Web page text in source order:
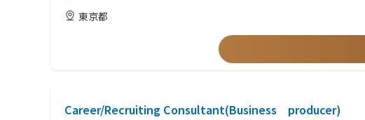
■ 認可申請フェーズにおける商品・規制書類作成
• 業務委託アクチュアリー・コンサルティング会社と連携した料率算定書類・
• 認可申請書類のうちアンダーライティング関連セクションの作成支援
■ 認可取得後のアンダーライティング・商品開発
• 日本語ネイティブレベル／英語ビジネスレベル（リージョン・グローバル連携
• 旅行保険・傷害保険・医療保険のアンダーライティング経験
• 金融庁への規制届出（商品認可・料率届出等）の作成経験
• 旅行保険に関する再保険ストラクチャーの知識
東京都
Career/Recruiting Consultant(Business producer)